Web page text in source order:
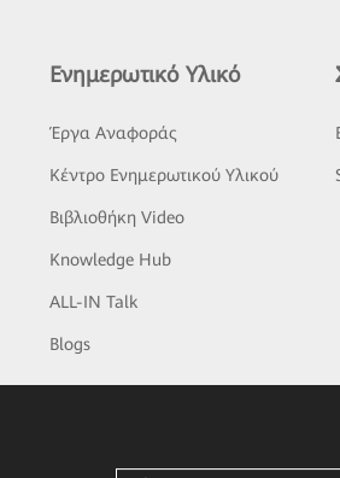
Ενημερωτικό Υλικό
Έργα Αναφοράς
Κέντρο Ενημερωτικού Υλικού
Βιβλιοθήκη Video
Knowledge Hub
ALL-IN Talk
Blogs